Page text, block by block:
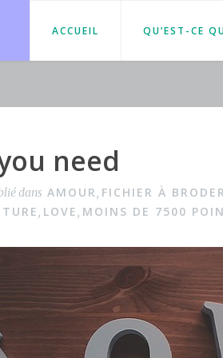
ACCUEIL QU’EST-CE
need
dans AMOUR, FICHIER À
, LOVE, MOINS DE 7500